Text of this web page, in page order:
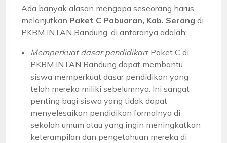
Ada banyak alasan mengapa seseorang harus
melanjutkan Paket C Pabuaran, Kab. Serang di
PKBM INTAN Bandung, di antaranya adalah:
Memperkuat dasar pendidikan: Paket C di
PKBM INTAN Bandung dapat membantu
siswa memperkuat dasar pendidikan yang
telah mereka miliki sebelumnya. Ini sangat
penting bagi siswa yang tidak dapat
menyelesaikan pendidikan formalnya di
sekolah umum atau yang ingin meningkatkan
keterampilan dan pengetahuan mereka di